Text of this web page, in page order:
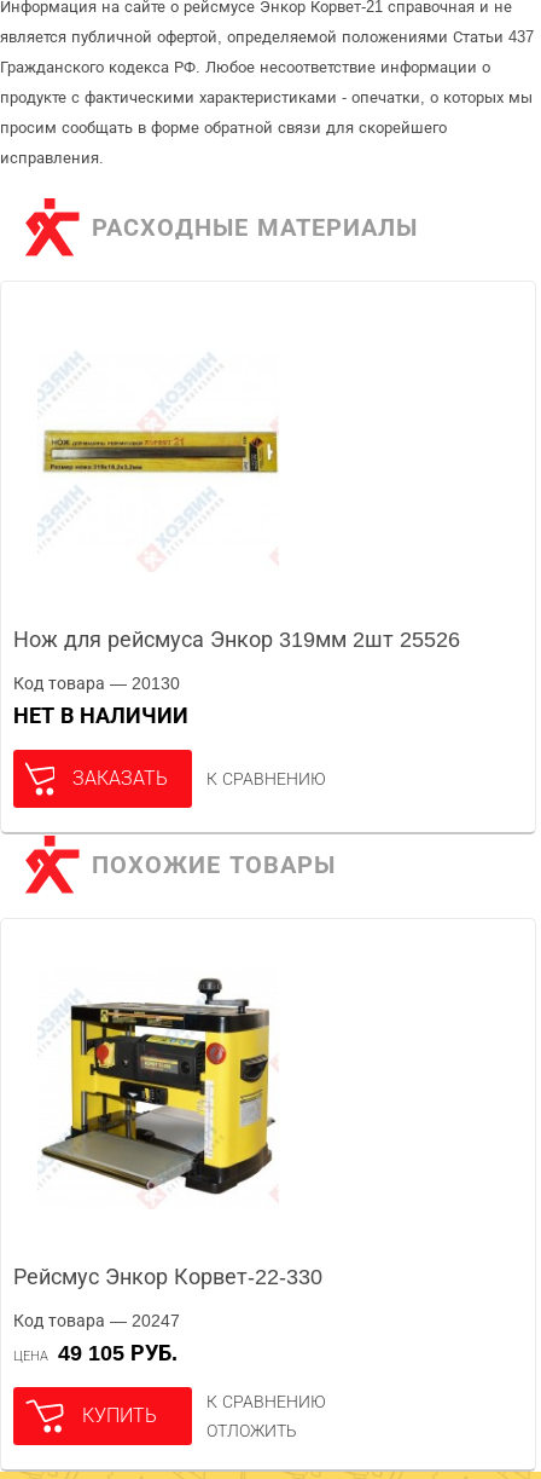
Информация на сайте о рейсмусе Энкор Корвет-21 справочная и не
является публичной офертой, определяемой положениями Статьи 437
Гражданского кодекса РФ. Любое несоответствие информации о
продукте с фактическими характеристиками - опечатки, о которых мы
просим сообщать в форме обратной связи для скорейшего
исправления.
РАСХОДНЫЕ МАТЕРИАЛЫ
Нож для рейсмуса Энкор 319мм 2шт 25526
Код товара — 20130
НЕТ В НАЛИЧИИ
ЗАКАЗАТЬ К СРАВНЕНИЮ
ПОХОЖИЕ ТОВАРЫ
Рейсмус Энкор Корвет-22-330
Код товара — 20247
ЦЕНА 49 105 РУБ.
КУПИТЬ
К СРАВНЕНИЮ
ОТЛОЖИТЬ